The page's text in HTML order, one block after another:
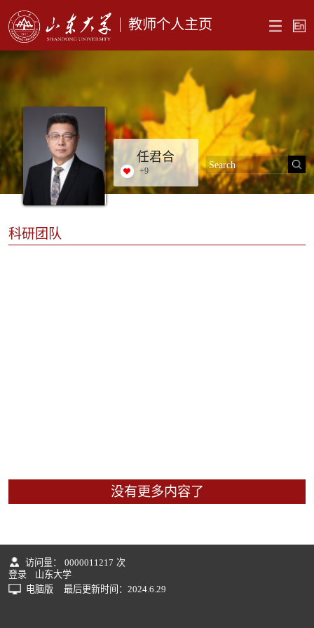
教师个人主页
任君合
+9
科研团队
没有更多内容了
访问量： 0000011217 次
登录
山东大学
电脑版
最后更新时间： 2024. 6 29